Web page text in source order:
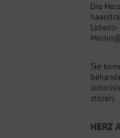
Die
Sie
stören.
HERZ